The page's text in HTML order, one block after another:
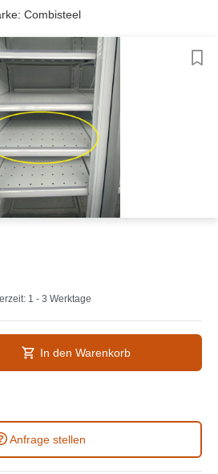
Combisteel
1 - 3 Werktage
In den Warenkorb
Anfrage stellen